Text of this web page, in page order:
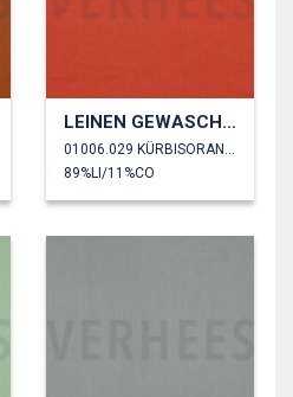
LEINEN GEWASCHEN 170 GM2
89%LI/11%CO